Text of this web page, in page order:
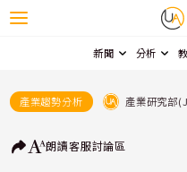
新聞 分析
產業趨勢分析 產業研究部
朗讀客服討論區